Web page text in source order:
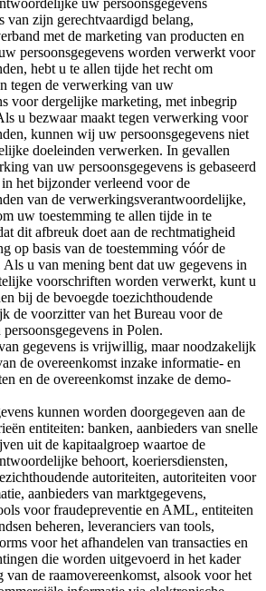
uw persoonsgegevens
van zijn gerechtvaardigd belang,
met de marketing van producten en
persoonsgegevens worden verwerkt voor
hebt u te allen tijde het recht om
tegen de verwerking van uw
voor dergelijke marketing, met inbegrip
u bezwaar maakt tegen verwerking voor
kunnen wij uw persoonsgegevens niet
doeleinden verwerken. In gevallen
van uw persoonsgegevens is gebaseerd
het bijzonder verleend voor de
van de verwerkingsverantwoordelijke,
uw toestemming te allen tijde in te
dit afbreuk doet aan de rechtmatigheid
op basis van de toestemming vóór de
u van mening bent dat uw gegevens in
voorschriften worden verwerkt, kunt u
bij de bevoegde toezichthoudende
de voorzitter van het Bureau voor de
in Polen.
gegevens is vrijwillig, maar noodzakelijk
de overeenkomst inzake informatie- en
en de overeenkomst inzake de demo-
kunnen worden doorgegeven aan de
entiteiten: banken, aanbieders van snelle
uit de kapitaalgroep waartoe de
behoort, koeriersdiensten,
autoriteiten, autoriteiten voor
aanbieders van marktgegevens,
voor fraudepreventie en AML, entiteiten
beheren, leveranciers van tools,
voor het afhandelen van transacties en
die worden uitgevoerd in het kader
van de raamovereenkomst, alsook voor het